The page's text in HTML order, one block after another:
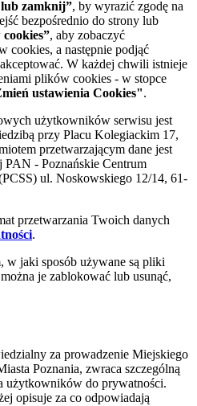
zamknij”, by wyrazić zgodę na
bezpośrednio do strony lub
, aby zobaczyć
cookies, a następnie podjąć
W każdej chwili istnieje
plików cookies - w stopce
ustawienia Cookies".
użytkowników serwisu jest
przy Placu Kolegiackim 17,
przetwarzającym dane jest
- Poznańskie Centrum
ul. Noskowskiego 12/14, 61-
przetwarzania Twoich danych
.
w jaki sposób używane są pliki
je zablokować lub usunąć,
za prowadzenie Miejskiego
Poznania, zwraca szczególną
użytkowników do prywatności.
opisuje za co odpowiadają